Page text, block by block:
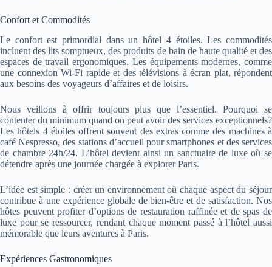
Confort et Commodités
Le confort est primordial dans un hôtel 4 étoiles. Les commodités
incluent des lits somptueux, des produits de bain de haute qualité et des
espaces de travail ergonomiques. Les équipements modernes, comme
une connexion Wi-Fi rapide et des télévisions à écran plat, répondent
aux besoins des voyageurs d’affaires et de loisirs.
Nous veillons à offrir toujours plus que l’essentiel. Pourquoi se
contenter du minimum quand on peut avoir des services exceptionnels?
Les hôtels 4 étoiles offrent souvent des extras comme des machines à
café Nespresso, des stations d’accueil pour smartphones et des services
de chambre 24h/24. L’hôtel devient ainsi un sanctuaire de luxe où se
détendre après une journée chargée à explorer Paris.
L’idée est simple : créer un environnement où chaque aspect du séjour
contribue à une expérience globale de bien-être et de satisfaction. Nos
hôtes peuvent profiter d’options de restauration raffinée et de spas de
luxe pour se ressourcer, rendant chaque moment passé à l’hôtel aussi
mémorable que leurs aventures à Paris.
Expériences Gastronomiques